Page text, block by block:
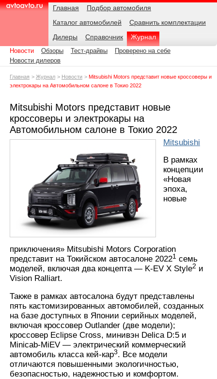
AvtoAvto.ru
Навигация Главная
Подбор автомобиля
Каталог автомобилей
Сравнить комплектации
Дилеры
Справочник Журнал
Подразделы
Новости Обзоры Тест-драйвы
Проверено на себе
Новости дилеров
Родительские
Главная Журнал Новости
Mitsubishi Motors представит новые кроссоверы и
электрокары на Автомобильном салоне в Токио 2022
Mitsubishi Motors представит новые
кроссоверы и электрокары на
Автомобильном салоне в Токио 2022
Mitsubishi
В рамках
концепции
«Новая
эпоха,
новые
приключения» Mitsubishi Motors Corporation
представит на Токийском автосалоне 20221 семь
моделей, включая два концепта — K-EV X Style2 и
Vision Ralliart.
Также в рамках автосалона будут представлены
пять кастомизированных автомобилей, созданных
на базе доступных в Японии серийных моделей,
включая кроссовер Outlander (две модели);
кроссовер Eclipse Cross, минивэн Delica D:5 и
Minicab-MiEV — электрический коммерческий
автомобиль класса кей-кар3. Все модели
отличаются повышенными экологичностью,
безопасностью, надежностью и комфортом.
Дата: